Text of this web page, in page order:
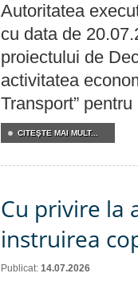
Autoritatea
cu data de
proiectului de
activitatea
Transport” pentru
CITEŞTE MAI MULT...
Cu privire la
instruirea
Publicat: 14.07.2026